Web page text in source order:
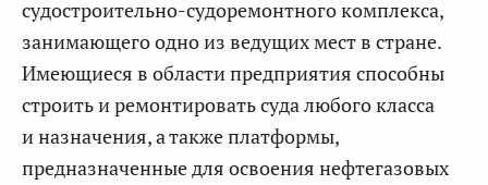
судостроительно-судоремонтного комплекса,
занимающего одно из ведущих мест в стране.
Имеющиеся в области предприятия способны
строить и ремонтировать суда любого класса
и назначения, а также платформы,
предназначенные для освоения нефтегазовых